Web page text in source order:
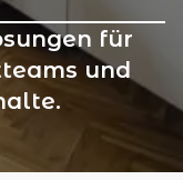
für
und